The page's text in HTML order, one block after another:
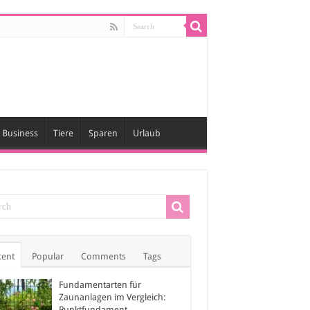
Business Tiere Sparen Urlaub
Popular Comments Tags
Fundamentarten für
Zaunanlagen im Vergleich: